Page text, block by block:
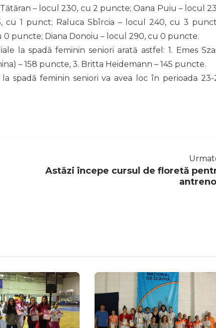
– locul 230, cu 2 puncte; Oana Puiu – locul
cu 1 punct; Raluca Sbîrcia – locul 240, cu 3
0 puncte; Diana Donoiu – locul 290, cu 0 puncte.
la spadă feminin seniori arată astfel: 1. Emes
– 158 puncte, 3. Britta Heidemann – 145 puncte.
spadă feminin seniori va avea loc în perioada 23-
Astăzi începe cursul de floretă